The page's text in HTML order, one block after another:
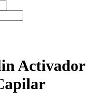
Activador